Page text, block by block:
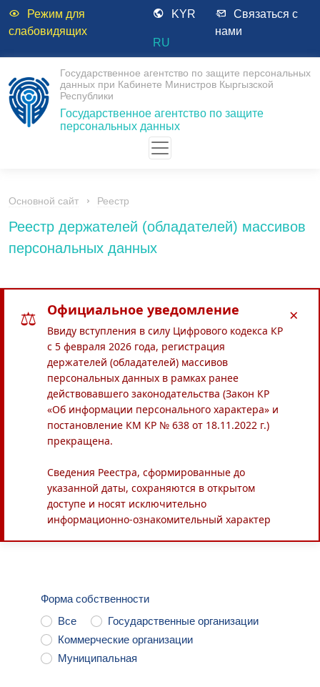
Режим для
слабовидящих
KYR
RU
Связаться с
нами
Государственное агентство по защите персональных
данных при Кабинете Министров Кыргызской
Республики
Государственное агентство по защите
персональных данных
Основной сайт Реестр
Реестр держателей (обладателей) массивов
персональных данных
⚖ Официальное уведомление
Ввиду вступления в силу Цифрового кодекса КР
с 5 февраля 2026 года, регистрация
держателей (обладателей) массивов
персональных данных в рамках ранее
действовавшего законодательства (Закон КР
«Об информации персонального характера» и
постановление КМ КР № 638 от 18.11.2022 г.)
прекращена.
Сведения Реестра, сформированные до
указанной даты, сохраняются в открытом
доступе и носят исключительно
информационно-ознакомительный характер
×
Форма собственности
Все
Государственные организации
Коммерческие организации
Муниципальная